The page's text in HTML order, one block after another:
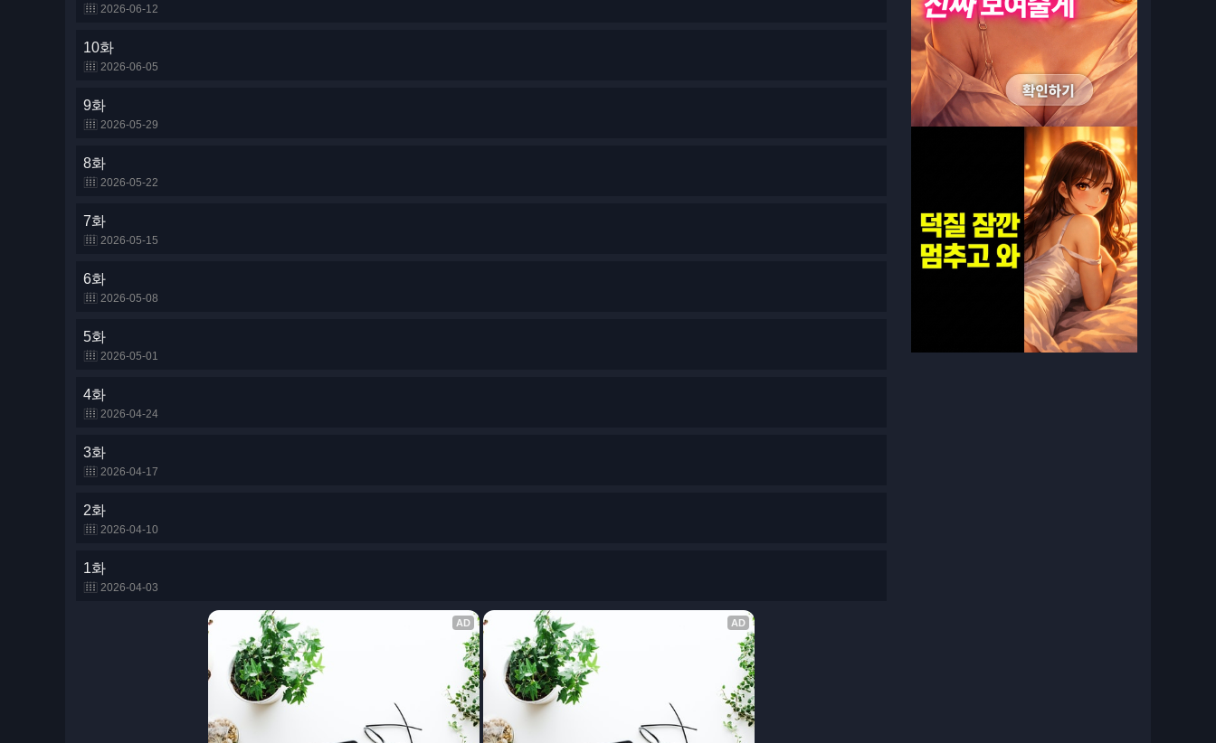
2026-06-12
10화
2026-06-05
9화
2026-05-29
8화
2026-05-22
7화
2026-05-15
6화
2026-05-08
5화
2026-05-01
4화
2026-04-24
3화
2026-04-17
2화
2026-04-10
1화
2026-04-03